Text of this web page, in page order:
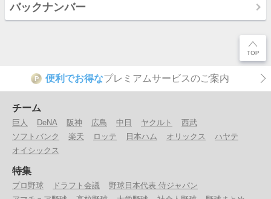
バックナンバー
P 便利でお得なプレミアムサービスのご案内
チーム
巨人 DeNA 阪神 広島 中日 ヤクルト
西武
ソフトバンク
楽天 ロッテ 日本ハム オリックス
ハヤテ
オイシックス
特集
プロ野球 ドラフト会議
野球日本代表 侍ジャパン